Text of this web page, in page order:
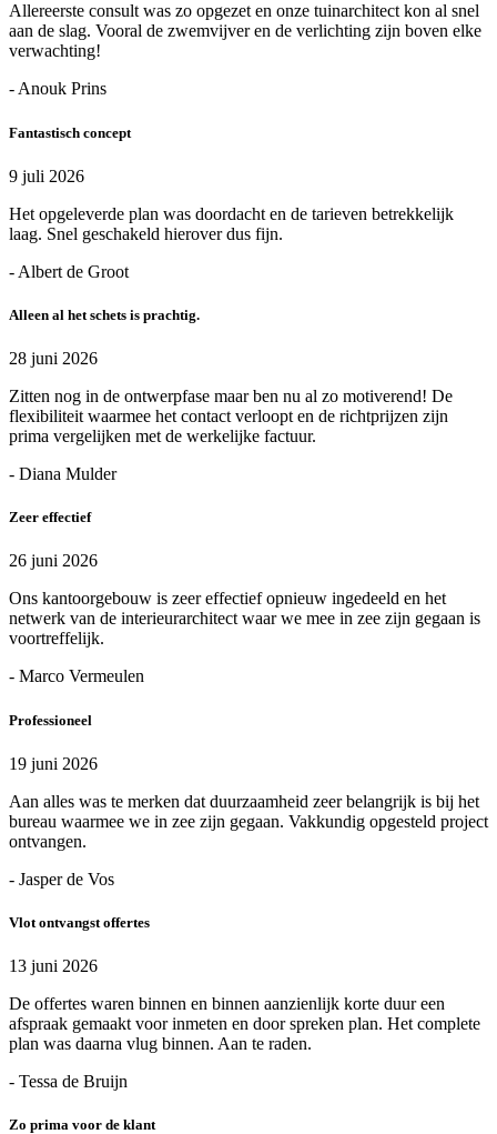
Allereerste consult was zo opgezet en onze tuinarchitect kon al snel
aan de slag. Vooral de zwemvijver en de verlichting zijn boven elke
verwachting!
- Anouk Prins
Fantastisch concept
9 juli 2026
Het opgeleverde plan was doordacht en de tarieven betrekkelijk
laag. Snel geschakeld hierover dus fijn.
- Albert de Groot
Alleen al het schets is prachtig.
28 juni 2026
Zitten nog in de ontwerpfase maar ben nu al zo motiverend! De
flexibiliteit waarmee het contact verloopt en de richtprijzen zijn
prima vergelijken met de werkelijke factuur.
- Diana Mulder
Zeer effectief
26 juni 2026
Ons kantoorgebouw is zeer effectief opnieuw ingedeeld en het
netwerk van de interieurarchitect waar we mee in zee zijn gegaan is
voortreffelijk.
- Marco Vermeulen
Professioneel
19 juni 2026
Aan alles was te merken dat duurzaamheid zeer belangrijk is bij het
bureau waarmee we in zee zijn gegaan. Vakkundig opgesteld project
ontvangen.
- Jasper de Vos
Vlot ontvangst offertes
13 juni 2026
De offertes waren binnen en binnen aanzienlijk korte duur een
afspraak gemaakt voor inmeten en door spreken plan. Het complete
plan was daarna vlug binnen. Aan te raden.
- Tessa de Bruijn
Zo prima voor de klant